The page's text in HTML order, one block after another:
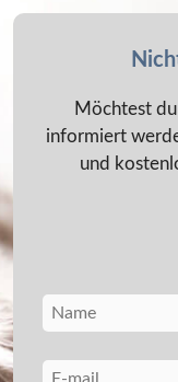
Möchtest
informiert
und